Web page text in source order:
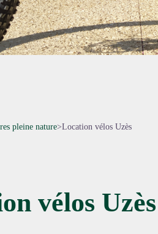
pleine nature>Location vélos Uzès
vélos Uzès